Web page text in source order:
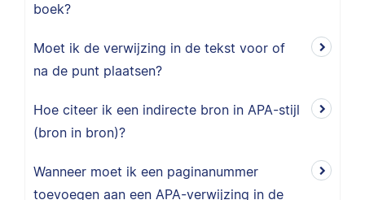
boek?
Moet ik de verwijzing in de tekst voor of
na de punt plaatsen?
Hoe citeer ik een indirecte bron in APA-stijl
(bron in bron)?
Wanneer moet ik een paginanummer
toevoegen aan een APA-verwijzing in de